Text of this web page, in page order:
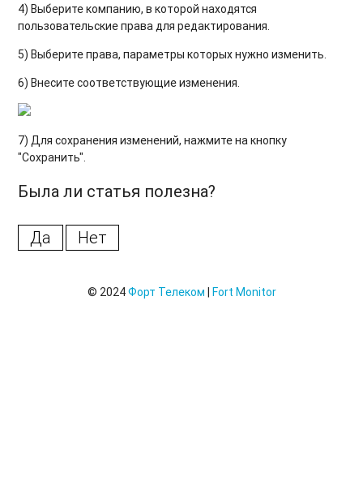
Удаление счета
Удаление счета со всем содержимым
Группы счетов
Тарифы
Последние операции по счетам
Логи
Отчёты подсистемы администрирования
4) Выберите компанию, в которой находятся
пользовательские права для редактирования.
5) Выберите права, параметры которых нужно изменить.
6) Внесите соответствующие изменения.
7) Для сохранения изменений, нажмите на кнопку
"Сохранить".
Была ли статья полезна?
Да Нет
© 2024Форт Телеком Fort Monitor